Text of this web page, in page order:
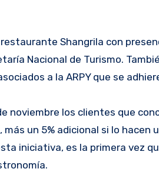
Shangrila con
Nacional de Turismo.
a la ARPY que se
noviembre los clientes que
un 5% adicional si lo hacen
iniciativa, es la primera vez